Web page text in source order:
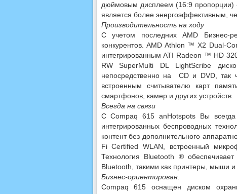
дюймовым дисплеем (16:9 пропорции)
является более энергоэффективным,
Производительность на ходу
С учетом последних AMD Бизнес-
конкурентов. AMD Athlon ™ X2 Dual-
интегрированным ATI Radeon ™ HD
RW SuperMulti DL LightScribe
непосредственно на CD и DVD, так
встроенным считывателю карт
смартфонов, камер и других устройств.
Всегда на связи
С Compaq 615 anHotspots Вы
интегрированных беспроводных
контент без дополнительного
Fi Certified WLAN, встроенный
Технология Bluetooth ®
Bluetooth, такими как принтеры, мыши и
Бизнес-ориентирован.
Compaq 615 оснащен диском